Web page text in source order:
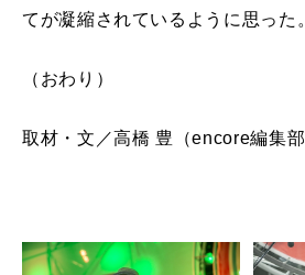
てが凝縮されているように思った。
（おわり）
取材・文／高橋 豊（encore編集部